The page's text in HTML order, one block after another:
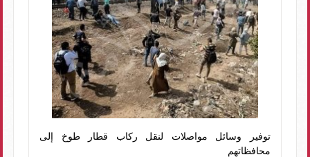
توفير وسائل مواصلات لنقل ركاب قطار طوخ إلى
محافظاتهم